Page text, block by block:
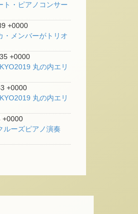
ト・ピアノコンサー
+0000
・メンバーがトリオ
+0000
丸の内エリ
+0000
丸の内エリ
+0000
ルーズピアノ演奏